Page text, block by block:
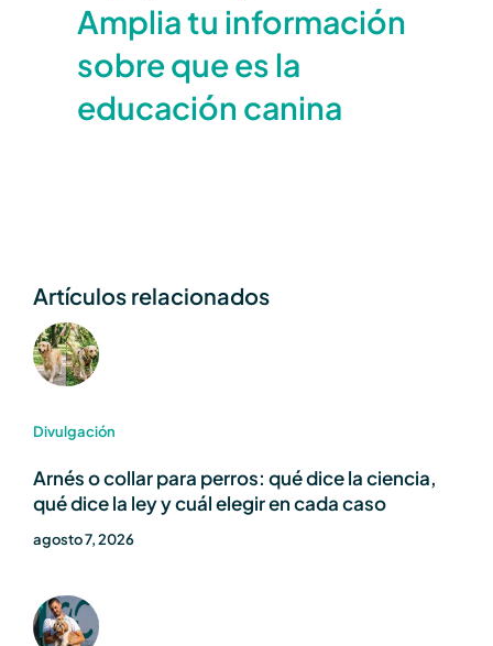
Amplia tu información
sobre que es la
educación canina
Artículos relacionados
Divulgación
Arnés o collar para perros: qué dice la ciencia,
qué dice la ley y cuál elegir en cada caso
agosto 7, 2026